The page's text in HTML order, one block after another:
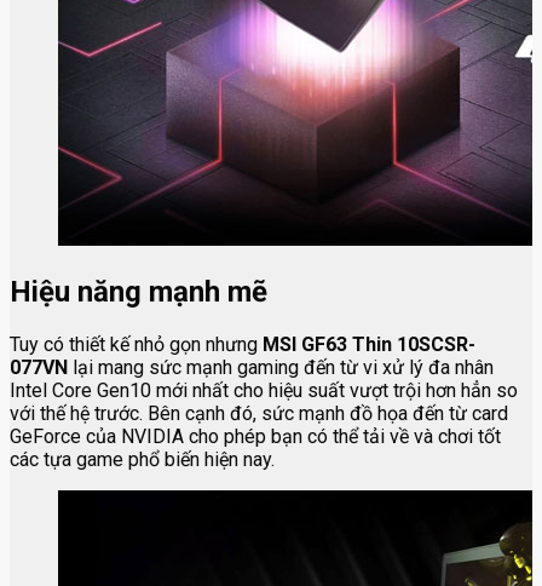
Hiệu năng mạnh mẽ
Tuy có thiết kế nhỏ gọn nhưng MSI GF63 Thin 10SCSR-
077VN lại mang sức mạnh gaming đến từ vi xử lý đa nhân
Intel Core Gen10 mới nhất cho hiệu suất vượt trội hơn hẳn so
với thế hệ trước. Bên cạnh đó, sức mạnh đồ họa đến từ card
GeForce của NVIDIA cho phép bạn có thể tải về và chơi tốt
các tựa game phổ biến hiện nay.